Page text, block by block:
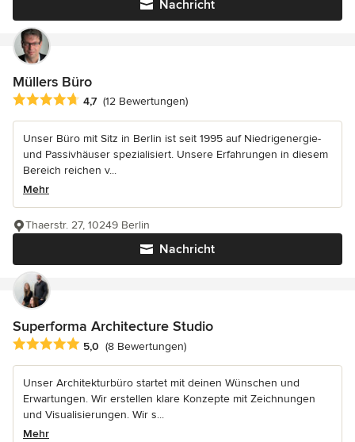
Nachricht
Müllers Büro
Durchschnittliche Bewertung: 4.7 von 5 Sternen
4,7 (12 Bewertungen)
Unser Büro mit Sitz in Berlin ist seit 1995 auf Niedrigenergie-
und Passivhäuser spezialisiert. Unsere Erfahrungen in diesem
Bereich reichen v...
Mehr
Nachricht
Thaerstr. 27, 10249 Berlin
Superforma Architecture Studio
Durchschnittliche Bewertung: 5 von 5 Sternen
5,0 (8 Bewertungen)
Unser Architekturbüro startet mit deinen Wünschen und
Erwartungen. Wir erstellen klare Konzepte mit Zeichnungen
und Visualisierungen. Wir s...
Mehr